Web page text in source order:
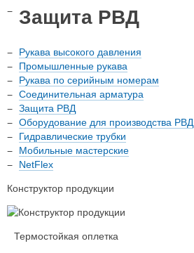
Защита РВД
Рукава высокого давления
Промышленные рукава
Рукава по серийным номерам
Соединительная арматура
Защита РВД
Оборудование для производства РВД
Гидравлические трубки
Мобильные мастерские
NetFlex
Конструктор продукции
Термостойкая оплетка